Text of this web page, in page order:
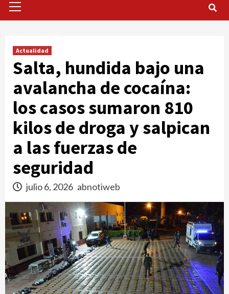
Menu
Actualidad
Salta, hundida bajo una
avalancha de cocaína:
los casos sumaron 810
kilos de droga y salpican
a las fuerzas de
seguridad
julio 6, 2026 abnotiweb